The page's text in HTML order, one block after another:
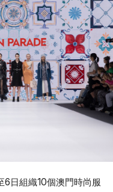
6日組織10個澳門時尚服